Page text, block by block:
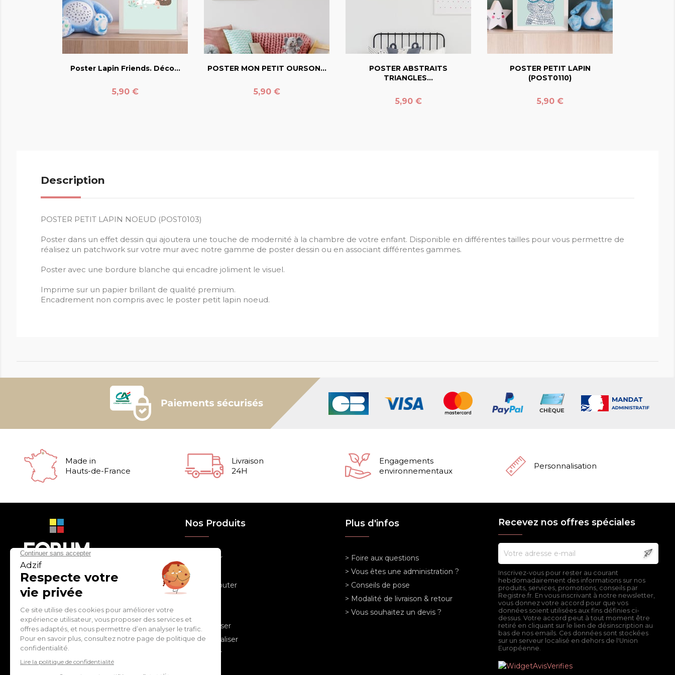
favorite_border
Poster Lapin Friends. Déco...
Prix
5,90 €
favorite_border
POSTER MON PETIT OURSON...
Prix
5,90 €
favorite_border
POSTER ABSTRAITS
TRIANGLES...
Prix
5,90 €
POSTER PETIT LAPIN
(POST0110)
Prix
5,90 €
Description
POSTER PETIT LAPIN NOEUD (POST0103)
Poster dans un effet dessin qui ajoutera une touche de modernité à la chambre de votre enfant. Disponible en différentes tailles pour vous permettre de
réalisez un patchwork sur votre mur avec notre gamme de poster dessin ou en associant différentes gammes.
Poster avec une bordure blanche qui encadre joliment le visuel.
Imprime sur un papier brillant de qualité premium.
Encadrement non compris avec le poster petit lapin noeud.
Made in
Hauts-de-France
Livraison
24H
Engagements
environnementaux
Personnalisation
contact@adzif.biz
ZI de Cantimpré Avenue de
l'Europe CS60014
59400 CAMBRAI - FRANCE
Tél :03 27 74 97 00
Nos Produits
> Relooker
> Habiller
> Chouchouter
> Customiser
> Personnaliser
> S'inspirer
Plus d'infos
> Foire aux questions
> Vous êtes une administration ?
> Conseils de pose
> Modalité de livraison & retour
> Vous souhaitez un devis ?
Recevez nos offres spéciales
Inscrivez-vous pour rester au courant
hebdomadairement des informations sur nos
produits, services, promotions, conseils par
Registre.fr. En vous inscrivant à notre newsletter,
vous donnez votre accord pour que vos
données soient utilisées aux fins définies ci-
dessus. Votre accord peut à tout moment être
retiré en cliquant sur le lien de désinscription au
bas de nos emails. Ces données sont stockées
sur un serveur localisé en dehors de l'Union
Européenne.